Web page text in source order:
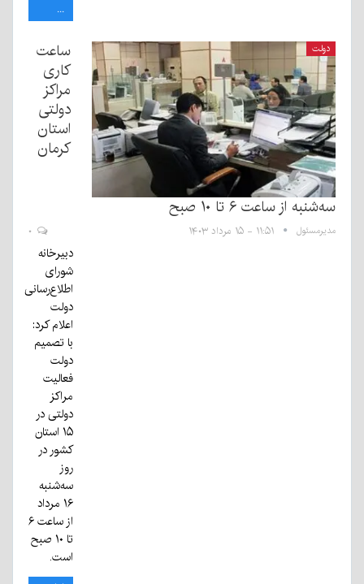
...
دولت
ساعت
کاری
مراکز
دولتی
استان
کرمان
سه‌شنبه از ساعت ۶ تا ۱۰ صبح
مدیرمسئول ۱۱:۵۱ - ۱۵ مرداد ۱۴۰۳
دبیرخانه
شورای
اطلاع‌رسانی
دولت
اعلام کرد:
با تصمیم
دولت
فعالیت
مراکز
دولتی در
۱۵ استان
کشور در
روز
سه‌شنبه
۱۶ مرداد
از ساعت ۶
تا ۱۰ صبح
است.